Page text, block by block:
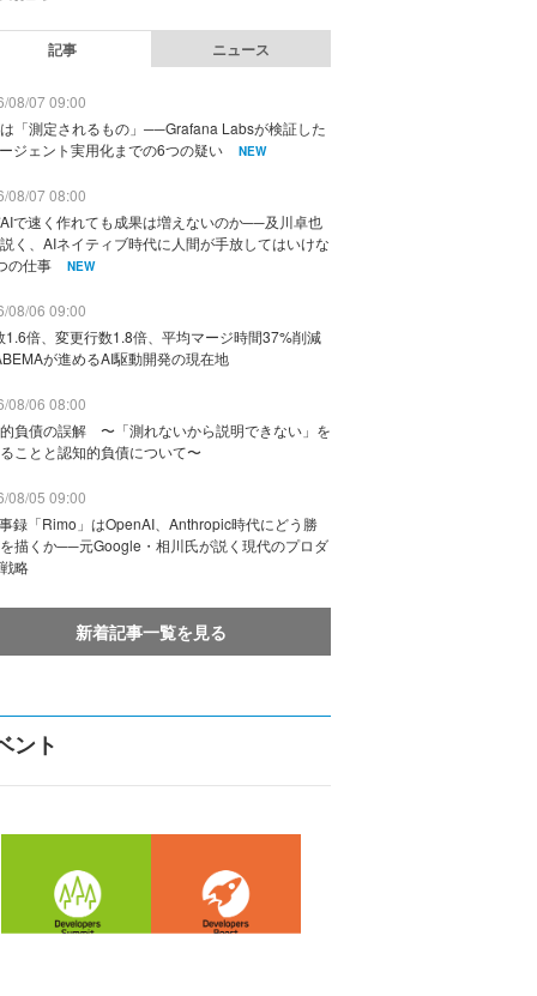
記事 ニュース
08/07 09:00
「測定されるもの」──Grafana Labsが検証した
ジェント実用化までの6つの疑い
NEW
08/07 08:00
で速く作れても成果は増えないのか──及川卓也
く、AIネイティブ時代に人間が手放してはいけな
の仕事
NEW
08/06 09:00
1.6倍、変更行数1.8倍、平均マージ時間37%削減
が進めるAI駆動開発の現在地
08/06 08:00
負債の誤解 〜「測れないから説明できない」を
ことと認知的負債について〜
08/05 09:00
録「Rimo」はOpenAI、Anthropic時代にどう勝
描くか──元Google・相川氏が説く現代のプロダ
略
新着記事一覧を見る
ント